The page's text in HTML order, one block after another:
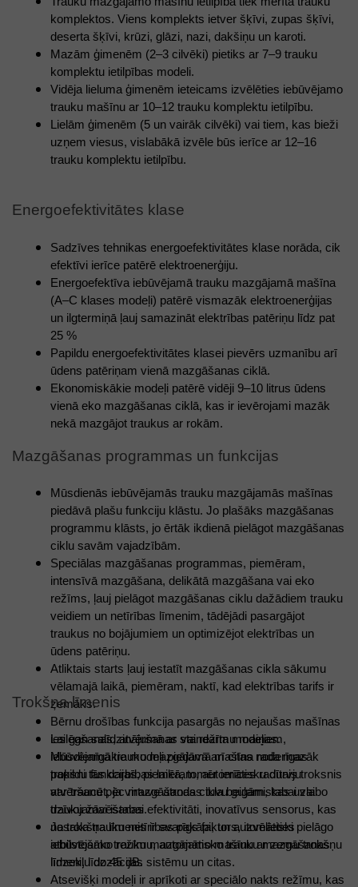
komplektos. Viens komplekts ietver šķīvi, zupas šķīvi,
deserta šķīvi, krūzi, glāzi, nazi, dakšiņu un karoti.
Mazām ģimenēm (2–3 cilvēki) pietiks ar 7–9 trauku
komplektu ietilpības modeli.
Vidēja lieluma ģimenēm ieteicams izvēlēties iebūvējamo
trauku mašīnu ar 10–12 trauku komplektu ietilpību.
Lielām ģimenēm (5 un vairāk cilvēki) vai tiem, kas bieži
uzņem viesus, vislabākā izvēle būs ierīce ar 12–16
trauku komplektu ietilpību.
Energoefektivitātes klase
Sadzīves tehnikas energoefektivitātes klase norāda, cik
efektīvi ierīce patērē elektroenerģiju.
Energoefektīva iebūvējamā trauku mazgājamā mašīna
(A–C klases modeļi) patērē vismazāk elektroenerģijas
un ilgtermiņā ļauj samazināt elektrības patēriņu līdz pat
25 %
Papildu energoefektivitātes klasei pievērs uzmanību arī
ūdens patēriņam vienā mazgāšanas ciklā.
Ekonomiskākie modeļi patērē vidēji 9–10 litrus ūdens
vienā eko mazgāšanas ciklā, kas ir ievērojami mazāk
nekā mazgājot traukus ar rokām.
Mazgāšanas programmas un funkcijas
Mūsdienās iebūvējamās trauku mazgājamās mašīnas
piedāvā plašu funkciju klāstu. Jo plašāks mazgāšanas
programmu klāsts, jo ērtāk ikdienā pielāgot mazgāšanas
ciklu savām vajadzībām.
Speciālas mazgāšanas programmas, piemēram,
intensīvā mazgāšana, delikātā mazgāšana vai eko
režīms, ļauj pielāgot mazgāšanas ciklu dažādiem trauku
veidiem un netīrības līmenim, tādējādi pasargājot
traukus no bojājumiem un optimizējot elektrības un
ūdens patēriņu.
Atliktais starts ļauj iestatīt mazgāšanas cikla sākumu
vēlamajā laikā, piemēram, naktī, kad elektrības tarifs ir
zemāks.
Bērnu drošības funkcija pasargās no nejaušas mašīnas
ieslēgšanas, atvēršanas vai režīmu maiņas.
Mūsdienīgākie modeļi piedāvā arī citas noderīgas
papildu funkcijas, piemēram, automātisku durvju
atvēršanu pēc mazgāšanas cikla beigām, kas uzlabo
trauku žāvēšanas efektivitāti, inovatīvus sensorus, kas
nosaka trauku netīrības pakāpi, un automātiski pielāgo
atbilstošāko režīmu, automātisko trauku mazgāšanas
līdzekļu dozācijas sistēmu un citas.
Trokšņa līmenis
Lai gan salīdzinājumā ar standarta modeļiem,
iebūvējamā trauku mazgājamā mašīna rada mazāk
troksni tās darbības laikā, tomēr ierīces radītais troksnis
var traucēt, ja virtuve atrodas tuvu guļamistabai vai
dzīvojamai istabai.
Ja trokšņa līmenis ir svarīgs faktors, izvēlieties
iebūvējamo trauku mazgājamo mašīnu ar zemu trokšņu
līmeni, līdz 45 dB.
Atsevišķi modeļi ir aprīkoti ar speciālo nakts režīmu, kas